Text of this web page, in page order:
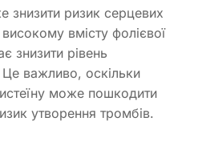
знизити ризик серцевих
вмісту фолієвої
знизити рівень
Це важливо, оскільки
може пошкодити
утворення тромбів.